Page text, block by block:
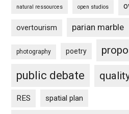
natural ressources open studios
overtourism parian marble
photography poetry
public debate
RES spatial plan